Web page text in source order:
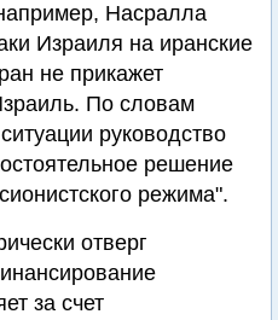
Насралла
Израиля на иранские
не прикажет
По словам
руководство
решение
режима".
отверг
за счет